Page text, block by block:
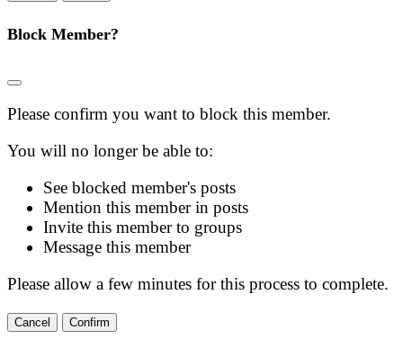
Block Member?
Please confirm you want to block this member.
You will no longer be able to:
See blocked member's posts
Mention this member in posts
Invite this member to groups
Message this member
Please allow a few minutes for this process to complete.
Confirm